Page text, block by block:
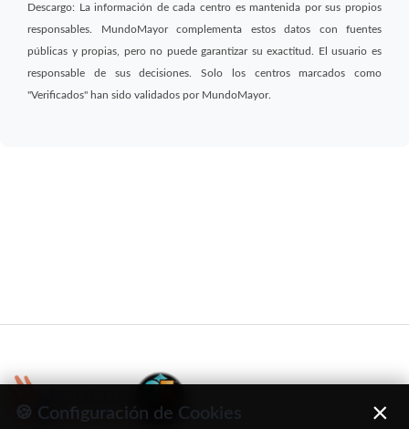
Descargo: La información de cada centro es mantenida por sus propios
responsables. MundoMayor complementa estos datos con fuentes
públicas y propias, pero no puede garantizar su exactitud. El usuario es
responsable de sus decisiones. Solo los centros marcados como
"Verificados" han sido validados por MundoMayor.
🍪 Configuración de Cookies ×